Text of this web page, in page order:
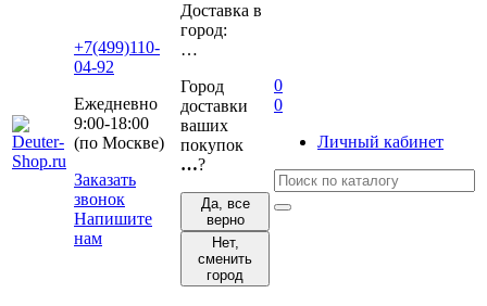
+7(499)110-
04-92
Ежедневно
9:00-18:00
(по Москве)
Заказать
звонок
Напишите
нам
Доставка в
город:
…
Город
доставки
ваших
покупок
…?
Да, все
верно
Нет,
сменить
город
0
0
Личный кабинет